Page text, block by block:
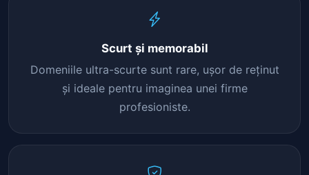
Scurt și memorabil
Domeniile ultra-scurte sunt rare, ușor de reținut
și ideale pentru imaginea unei firme
profesioniste.